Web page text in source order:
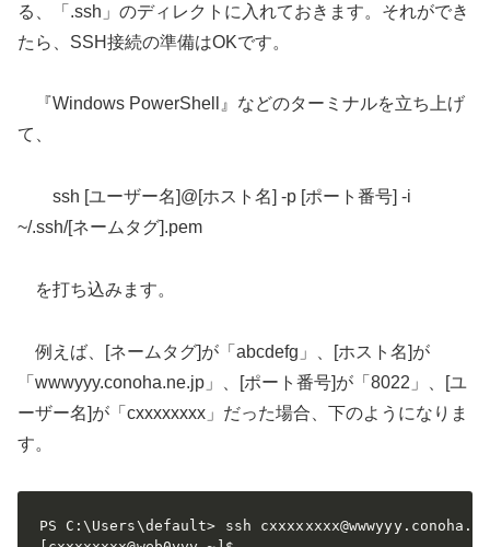
る、「.ssh」のディレクトに入れておきます。それができ
たら、SSH接続の準備はOKです。
『Windows PowerShell』などのターミナルを立ち上げ
て、
ssh [ユーザー名]@[ホスト名] -p [ポート番号] -i
~/.ssh/[ネームタグ].pem
を打ち込みます。
例えば、[ネームタグ]が「abcdefg」、[ホスト名]が
「wwwyyy.conoha.ne.jp」、[ポート番号]が「8022」、[ユ
ーザー名]が「cxxxxxxxx」だった場合、下のようになりま
す。
PS C:\Users\default> ssh